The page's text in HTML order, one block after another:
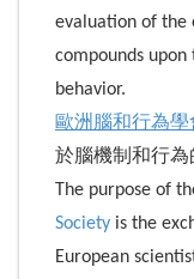
evaluation of the
compounds
behavior.
歐洲腦和行為學
於腦機制和行為
The purpose of
Society is the
European